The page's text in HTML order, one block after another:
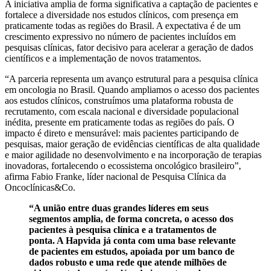
A iniciativa amplia de forma significativa a captação de pacientes e
fortalece a diversidade nos estudos clínicos, com presença em
praticamente todas as regiões do Brasil. A expectativa é de um
crescimento expressivo no número de pacientes incluídos em
pesquisas clínicas, fator decisivo para acelerar a geração de dados
científicos e a implementação de novos tratamentos.
“A parceria representa um avanço estrutural para a pesquisa clínica
em oncologia no Brasil. Quando ampliamos o acesso dos pacientes
aos estudos clínicos, construímos uma plataforma robusta de
recrutamento, com escala nacional e diversidade populacional
inédita, presente em praticamente todas as regiões do país. O
impacto é direto e mensurável: mais pacientes participando de
pesquisas, maior geração de evidências científicas de alta qualidade
e maior agilidade no desenvolvimento e na incorporação de terapias
inovadoras, fortalecendo o ecossistema oncológico brasileiro”,
afirma Fabio Franke, líder nacional de Pesquisa Clínica da
Oncoclínicas&Co.
“A união entre duas grandes líderes em seus
segmentos amplia, de forma concreta, o acesso dos
pacientes à pesquisa clínica e a tratamentos de
ponta. A Hapvida já conta com uma base relevante
de pacientes em estudos, apoiada por um banco de
dados robusto e uma rede que atende milhões de